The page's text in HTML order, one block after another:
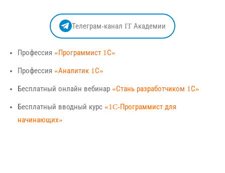
Телеграм-канал IT Академии
Профессия «Программист 1С»
Профессия «Аналитик 1С»
Бесплатный онлайн вебинар «Стань разработчиком 1С»
Бесплатный вводный курс «1C-Программист для
начинающих»